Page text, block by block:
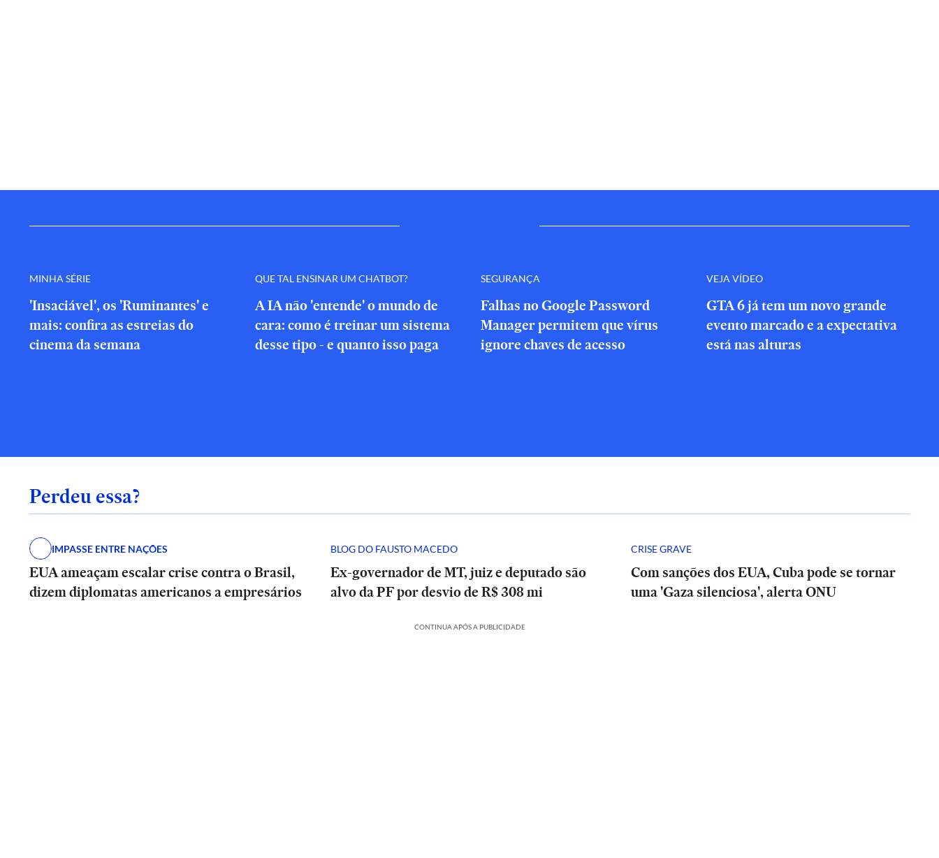
MINHA SÉRIE
'Insaciável', os 'Ruminantes' e
mais: confira as estreias do
cinema da semana
QUE TAL ENSINAR UM CHATBOT?
A IA não 'entende' o mundo de
cara: como é treinar um sistema
desse tipo - e quanto isso paga
SEGURANÇA
Falhas no Google Password
Manager permitem que vírus
ignore chaves de acesso
VEJA VÍDEO
GTA 6 já tem um novo grande
evento marcado e a expectativa
está nas alturas
Perdeu essa?
IMPASSE ENTRE NAÇÕES
EUA ameaçam escalar crise contra o Brasil,
dizem diplomatas americanos a empresários
BLOG DO FAUSTO MACEDO
Ex-governador de MT, juiz e deputado são
alvo da PF por desvio de R$ 308 mi
CRISE GRAVE
Com sanções dos EUA, Cuba pode se tornar
uma 'Gaza silenciosa', alerta ONU
CONTINUA APÓS A PUBLICIDADE